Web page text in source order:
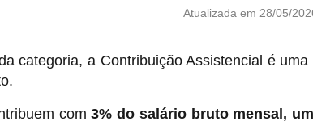
Atualizada em 28/05/
categoria, a Contribuição Assistencial é uma
com3% do salário bruto mensal,